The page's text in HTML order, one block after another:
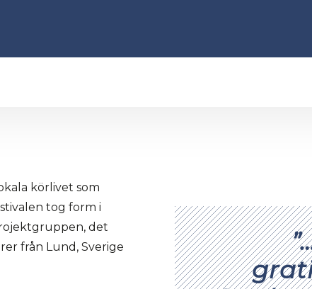
körlivet som
tog form i
det
från Lund, Sverige